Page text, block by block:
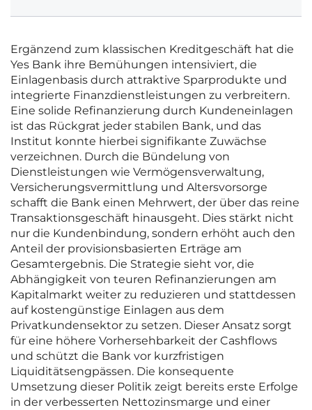
Ergänzend zum klassischen Kreditgeschäft hat die
Yes Bank ihre Bemühungen intensiviert, die
Einlagenbasis durch attraktive Sparprodukte und
integrierte Finanzdienstleistungen zu verbreitern.
Eine solide Refinanzierung durch Kundeneinlagen
ist das Rückgrat jeder stabilen Bank, und das
Institut konnte hierbei signifikante Zuwächse
verzeichnen. Durch die Bündelung von
Dienstleistungen wie Vermögensverwaltung,
Versicherungsvermittlung und Altersvorsorge
schafft die Bank einen Mehrwert, der über das reine
Transaktionsgeschäft hinausgeht. Dies stärkt nicht
nur die Kundenbindung, sondern erhöht auch den
Anteil der provisionsbasierten Erträge am
Gesamtergebnis. Die Strategie sieht vor, die
Abhängigkeit von teuren Refinanzierungen am
Kapitalmarkt weiter zu reduzieren und stattdessen
auf kostengünstige Einlagen aus dem
Privatkundensektor zu setzen. Dieser Ansatz sorgt
für eine höhere Vorhersehbarkeit der Cashflows
und schützt die Bank vor kurzfristigen
Liquiditätsengpässen. Die konsequente
Umsetzung dieser Politik zeigt bereits erste Erfolge
in der verbesserten Nettozinsmarge und einer